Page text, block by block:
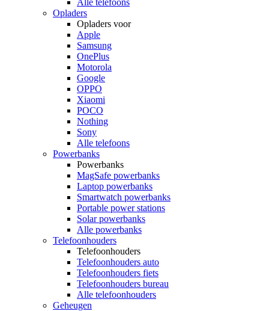
Alle telefoons
Opladers
Opladers voor
Apple
Samsung
OnePlus
Motorola
Google
OPPO
Xiaomi
POCO
Nothing
Sony
Alle telefoons
Powerbanks
Powerbanks
MagSafe powerbanks
Laptop powerbanks
Smartwatch powerbanks
Portable power stations
Solar powerbanks
Alle powerbanks
Telefoonhouders
Telefoonhouders
Telefoonhouders auto
Telefoonhouders fiets
Telefoonhouders bureau
Alle telefoonhouders
Geheugen